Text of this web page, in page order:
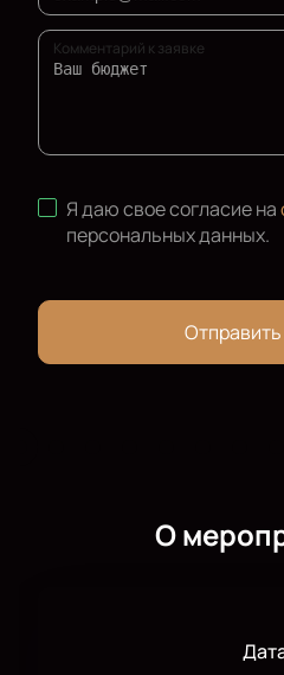
Комментарий к заявке
Я даю свое согласие на
персональных данных.
Отправить
О